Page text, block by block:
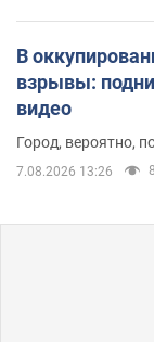
В
взрывы:
видео
Город, вероятно,
7.08.2026 13:26